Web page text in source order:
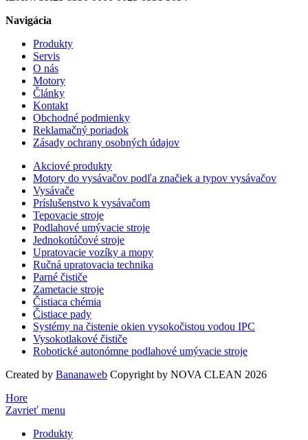
Navigácia
Produkty
Servis
O nás
Motory
Články
Kontakt
Obchodné podmienky
Reklamačný poriadok
Zásady ochrany osobných údajov
Akciové produkty
Motory do vysávačov podľa značiek a typov vysávačov
Vysávače
Príslušenstvo k vysávačom
Tepovacie stroje
Podlahové umývacie stroje
Jednokotúčové stroje
Upratovacie vozíky a mopy
Ručná upratovacia technika
Parné čističe
Zametacie stroje
Čistiaca chémia
Čistiace pady
Systémy na čistenie okien vysokočistou vodou IPC
Vysokotlakové čističe
Robotické autonómne podlahové umývacie stroje
Created by Bananaweb Copyright by NOVA CLEAN 2026
Hore
Zavrieť menu
Produkty